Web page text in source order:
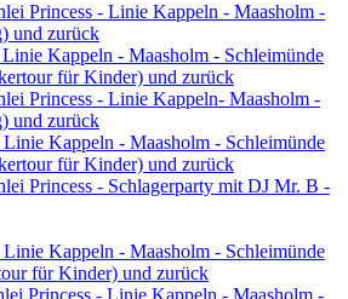
Princess - Linie Kappeln - Maasholm -
und zurück
Kappeln - Maasholm - Schleimünde
für Kinder) und zurück
Princess - Linie Kappeln- Maasholm -
und zurück
Kappeln - Maasholm - Schleimünde
für Kinder) und zurück
Princess - Schlagerparty mit DJ Mr. B -
Kappeln - Maasholm - Schleimünde
für Kinder) und zurück